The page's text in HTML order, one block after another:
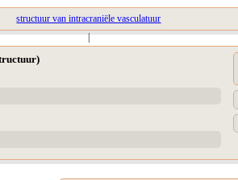
structuur van intracraniële vasculatuur
|